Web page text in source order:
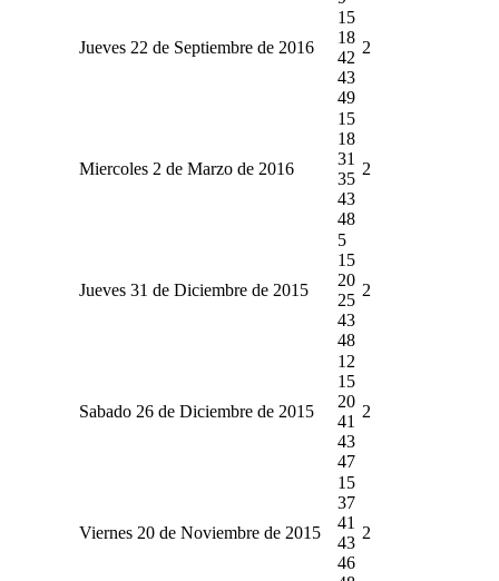
Jueves 22 de Septiembre de 2016
15
18
42
43
49
2
Miercoles 2 de Marzo de 2016
15
18
31
35
43
48
2
Jueves 31 de Diciembre de 2015
5
15
20
25
43
48
2
Sabado 26 de Diciembre de 2015
12
15
20
41
43
47
2
Viernes 20 de Noviembre de 2015
15
37
41
43
46
2